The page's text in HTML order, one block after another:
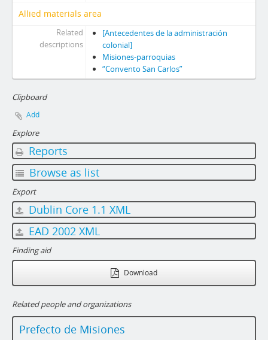
Allied materials area
Related
descriptions
[Antecedentes de la administración
colonial]
Misiones-parroquias
“Convento San Carlos”
Clipboard
Add
Explore
Reports
Browse as list
Export
Dublin Core 1.1 XML
EAD 2002 XML
Finding aid
Download
Related people and organizations
Prefecto de Misiones